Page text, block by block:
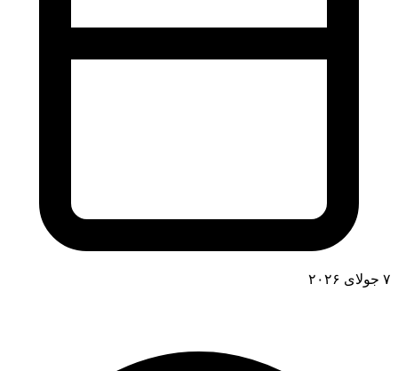
۷ جولای ۲۰۲۶